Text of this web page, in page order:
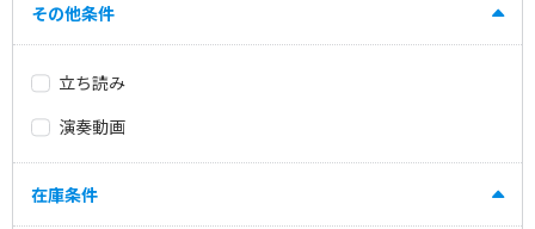
その他条件
立ち読み
演奏動画
在庫条件